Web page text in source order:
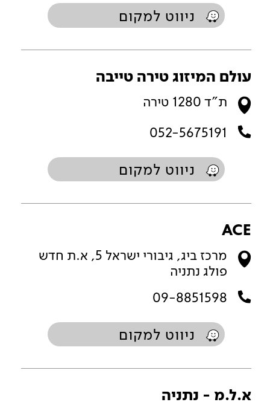
ניווט למקום
עולם המיזוג טירה טייבה
ת"ד 1280 טירה
052-5675191
ניווט למקום
ACE
מרכז ביג, גיבורי ישראל 5, א.ת חדש
פולג נתניה
09-8851598
ניווט למקום
א.ל.מ - נתניה